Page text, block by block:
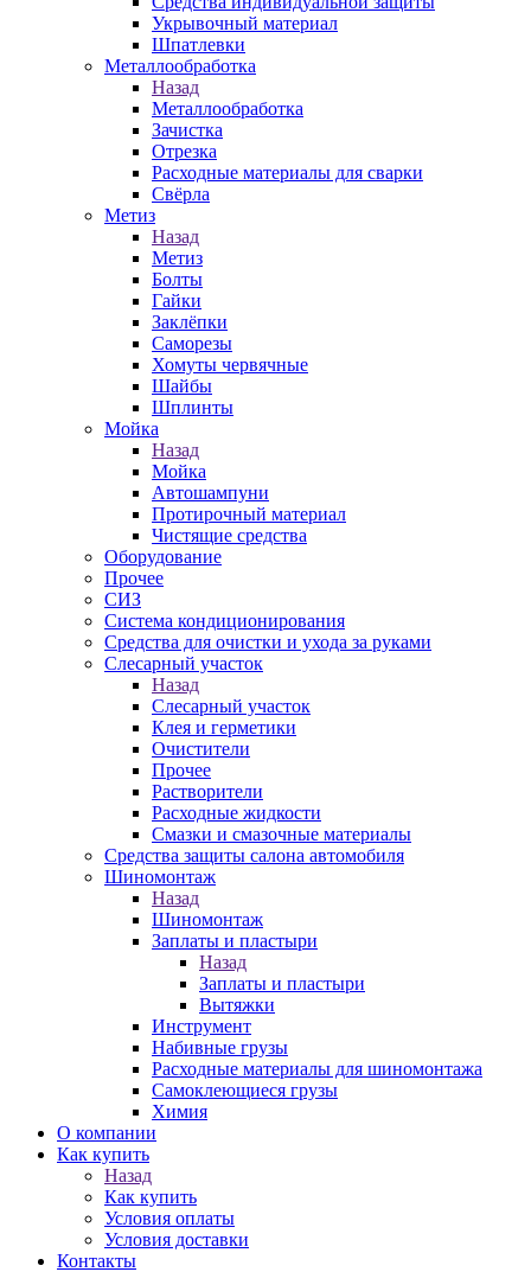
Укрывочный материал
Шпатлевки
Металлообработка
Назад
Металлообработка
Зачистка
Отрезка
Расходные материалы для сварки
Свёрла
Метиз
Назад
Метиз
Болты
Гайки
Заклёпки
Саморезы
Хомуты червячные
Шайбы
Шплинты
Мойка
Назад
Мойка
Автошампуни
Протирочный материал
Чистящие средства
Оборудование
Прочее
СИЗ
Система кондиционирования
Средства для очистки и ухода за руками
Слесарный участок
Назад
Слесарный участок
Клея и герметики
Очистители
Прочее
Растворители
Расходные жидкости
Смазки и смазочные материалы
Средства защиты салона автомобиля
Шиномонтаж
Назад
Шиномонтаж
Заплаты и пластыри
Назад
Заплаты и пластыри
Вытяжки
Инструмент
Набивные грузы
Расходные материалы для шиномонтажа
Самоклеющиеся грузы
Химия
О компании
Как купить
Назад
Как купить
Условия оплаты
Условия доставки
Контакты